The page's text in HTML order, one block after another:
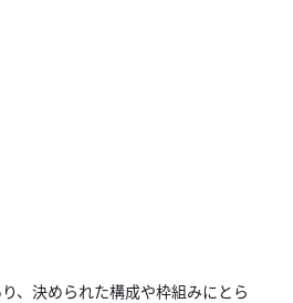
、決められた構成や枠組みにとら